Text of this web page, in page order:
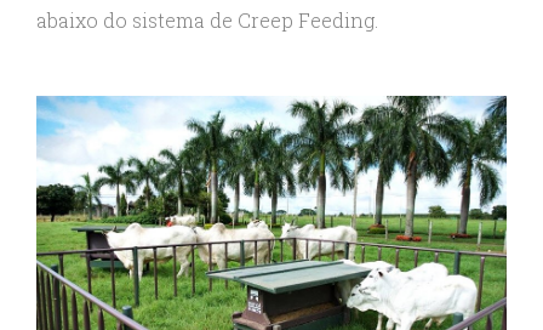
abaixo do sistema de Creep Feeding.